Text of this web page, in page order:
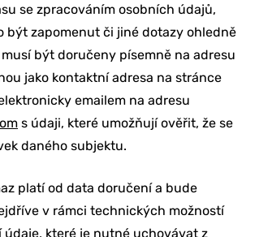
se zpracováním osobních údajů,
být zapomenut či jiné dotazy ohledně
být doručeny písemně na adresu
jako kontaktní adresa na stránce
emailem na adresu
s údaji, které umožňují ověřit, že se
daného subjektu.
platí od data doručení a bude
v rámci technických možností
údaje, které je nutné uchovávat z